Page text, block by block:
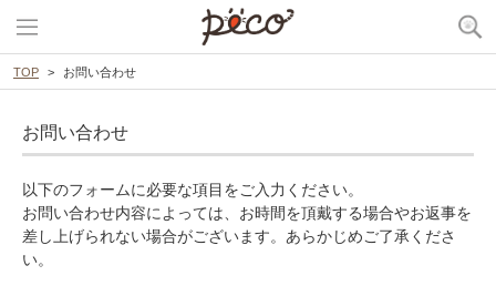
TOP お問い合わせ
お問い合わせ
以下のフォームに必要な項目をご入力ください。
お問い合わせ内容によっては、お時間を頂戴する場合やお返事を
差し上げられない場合がございます。あらかじめご了承くださ
い。